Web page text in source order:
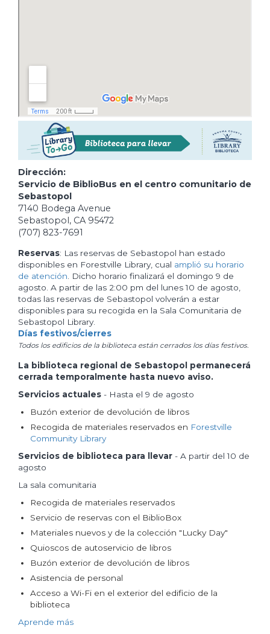
Dirección:
Servicio de BiblioBus en el centro comunitario de
Sebastopol
7140 Bodega Avenue
Sebastopol, CA 95472
(707) 823-7691
Reservas: Las reservas de Sebastopol han estado
disponibles en Forestville Library, cual amplió su horario
de atención. Dicho horario finalizará el domingo 9 de
agosto. A partir de las 2:00 pm del lunes 10 de agosto,
todas las reservas de Sebastopol volverán a estar
disponibles para su recogida en la Sala Comunitaria de
Sebastopol Library.
Días festivos/cierres
Todos los edificios de la biblioteca están cerrados los días festivos.
La biblioteca regional de Sebastopol permanecerá
cerrada temporalmente hasta nuevo aviso.
Servicios actuales - Hasta el 9 de agosto
Buzón exterior de devolución de libros
Recogida de materiales reservados en Forestville
Community Library
Servicios de biblioteca para llevar - A partir del 10 de
agosto
La sala comunitaria
Recogida de materiales reservados
Servicio de reservas con el BiblioBox
Materiales nuevos y de la colección "Lucky Day"
Quioscos de autoservicio de libros
Buzón exterior de devolución de libros
Asistencia de personal
Acceso a Wi-Fi en el exterior del edificio de la
biblioteca
Aprende más